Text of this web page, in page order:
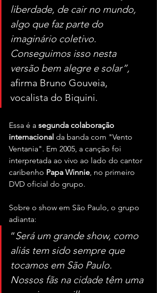
liberdade, de cair no mundo,
algo que faz parte do
imaginário coletivo.
Conseguimos isso nesta
versão bem alegre e solar”,
afirma Bruno Gouveia,
vocalista do Biquini.
Essa é a segunda colaboração
internacional da banda com "Vento
Ventania". Em 2005, a canção foi
interpretada ao vivo ao lado do cantor
caribenho Papa Winnie , no primeiro
DVD oficial do grupo.
Sobre o show em São Paulo, o grupo
adianta:
“Será um grande show, como
aliás tem sido sempre que
tocamos em São Paulo.
Nossos fãs na cidade têm uma